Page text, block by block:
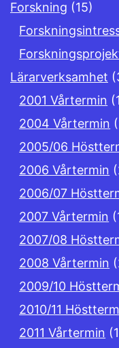
Forskning (15)
Lärarverksamhet
2001 Vårtermin
2004 Vårtermin
2005/06
2006 Vårtermin
2006/07
2007 Vårtermin
2007/08
2008 Vårtermin
2009/10
2010/11
2011 Vårtermin